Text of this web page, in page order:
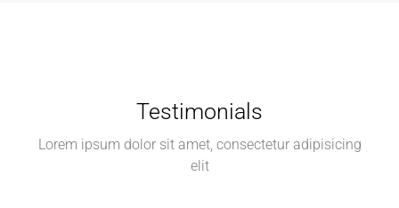
Testimonials
Lorem ipsum dolor sit amet, consectetur adipisicing
elit